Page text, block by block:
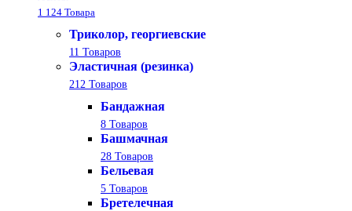
1 124 Товара
Триколор, георгиевские
11 Товаров
Эластичная (резинка)
212 Товаров
Бандажная
8 Товаров
Башмачная
28 Товаров
Бельевая
5 Товаров
Бретелечная